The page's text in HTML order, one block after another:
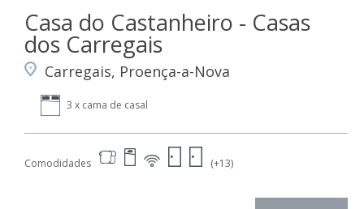
Casa do Castanheiro - Casas
dos Carregais
Carregais, Proença-a-Nova
3 x cama de casal
Comodidades (+13)